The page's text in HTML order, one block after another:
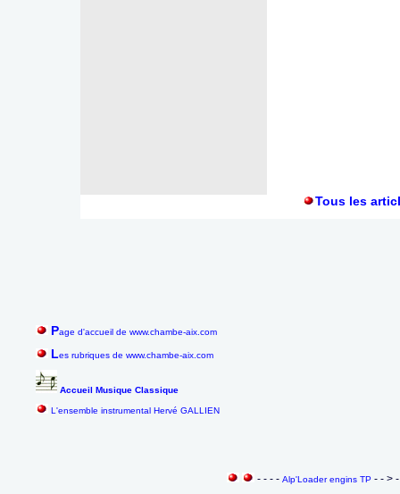
Tous les
Page d'accueil de www.chambe-aix.com
Les rubriques de www.chambe-aix.com
Accueil Musique Classique
L'ensemble instrumental Hervé GALLIEN
- - - - Alp'Loader engins TP - - >